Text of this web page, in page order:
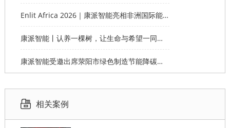
Enlit Africa 2026｜康派智能亮相非洲国际能源电力展，赋能非洲能源数字化绿色转型
康派智能丨认养一棵树，让生命与希望一同生长
康派智能受邀出席荥阳市绿色制造节能降碳工作说明会并作主题分享
相关案例